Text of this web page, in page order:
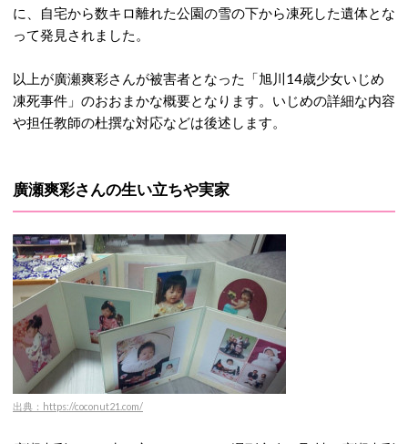
に、自宅から数キロ離れた公園の雪の下から凍死した遺体とな
って発見されました。
以上が廣瀬爽彩さんが被害者となった「旭川14歳少女いじめ
凍死事件」のおおまかな概要となります。いじめの詳細な内容
や担任教師の杜撰な対応などは後述します。
廣瀬爽彩さんの生い立ちや実家
出典：https://coconut21.com/